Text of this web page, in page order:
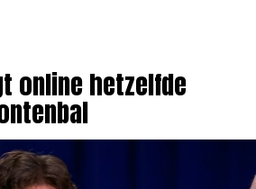
online hetzelfde